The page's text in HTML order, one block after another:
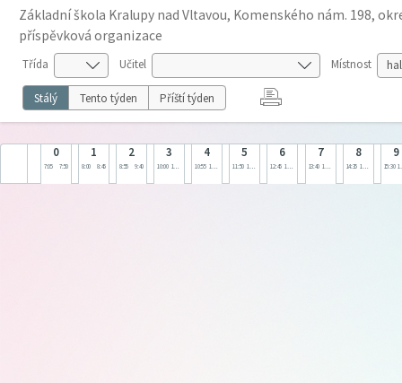
Základní škola Kralupy nad Vltavou, Komenského nám. 198,
příspěvková organizace
Třída Učitel Místnost
Stálý Tento týden Příští týden
0
7:05 7:50
1
8:00 8:45
2
8:55 9:40
3
10:00 10:45
4
10:55 11:40
5
11:50 12:35
6
12:45 13:30
7
13:40 14:25
8
14:35 15:20
9
15:30